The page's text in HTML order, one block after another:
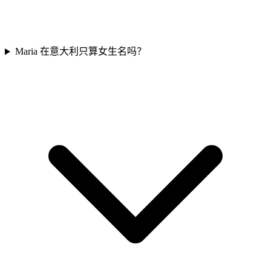
Maria 在意大利只算女生名吗？